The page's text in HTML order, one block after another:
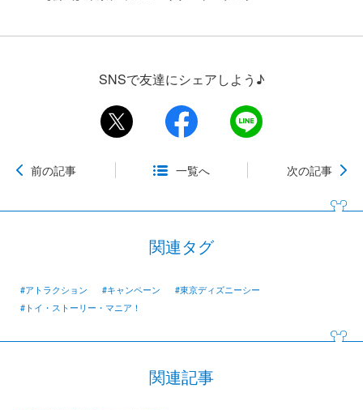
SNSで友達にシェアしよう♪
前の記事 一覧へ 次の記事
関連タグ
#アトラクション #キャンペーン
#東京ディズニーシー
#トイ・ストーリー・マニア！
関連記事